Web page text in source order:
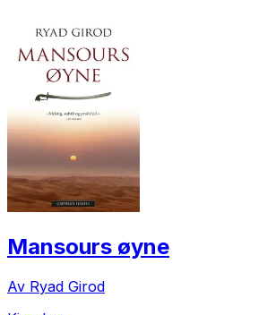
Mansours øyne
Av Ryad Girod